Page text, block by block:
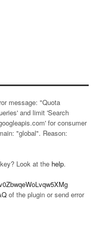
message: "Quota
and limit 'Search
for consumer
"global". Reason:
Look at the help.
of the plugin or send error